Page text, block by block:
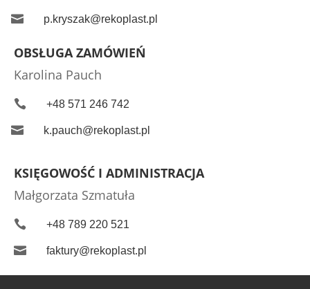
 p.kryszak@rekoplast.pl
OBSŁUGA ZAMÓWIEŃ
Karolina Pauch
 +48 571 246 742
 k.pauch@rekoplast.pl
KSIĘGOWOŚĆ I ADMINISTRACJA
Małgorzata Szmatuła
 +48 789 220 521
 faktury@rekoplast.pl